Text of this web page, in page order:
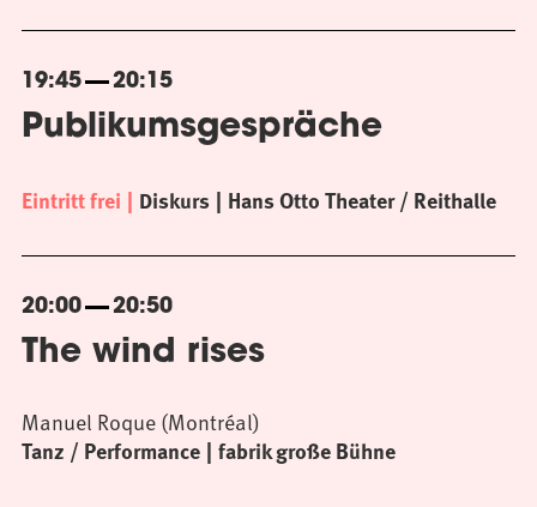
19:45 20:15
Publikumsgespräche
Eintritt frei Diskurs Hans Otto Theater / Reithalle
20:00 20:50
The wind rises
Tanz / Performance fabrik große Bühne
Manuel Roque (Montréal)